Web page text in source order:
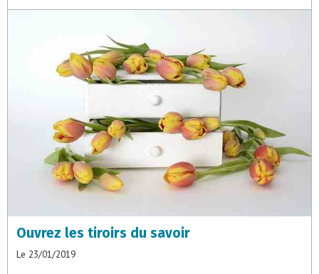
Ouvrez les tiroirs du savoir
Le 23/01/2019